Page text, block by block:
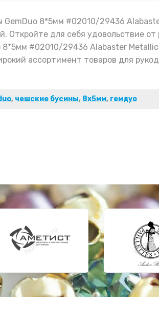
GemDuo 8*5мм #02010/29436
Откройте для себя удовольствие
8*5мм #02010/29436 Alabaster
ассортимент товаров для
, чешские бусины, 8х5мм, гемдуо